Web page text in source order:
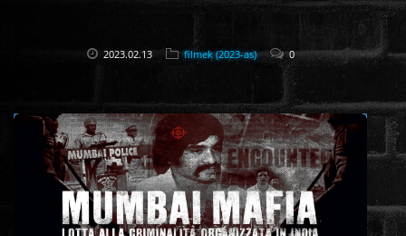
2023.02.13 filmek (2023-as) 0